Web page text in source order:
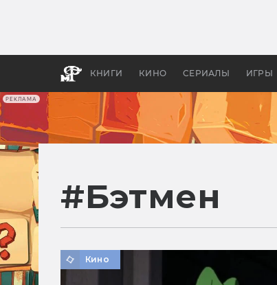
РЕКЛАМА
КНИГИ КИНО СЕРИАЛЫ ИГРЫ
#Бэтмен
Кино